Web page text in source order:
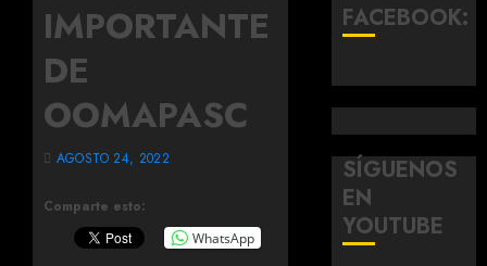
IMPORTANTE
DE
OOMAPASC
Comparte esto:
WhatsApp
AGOSTO 24, 2022
FACEBOOK:
SÍGUENOS
EN
YOUTUBE